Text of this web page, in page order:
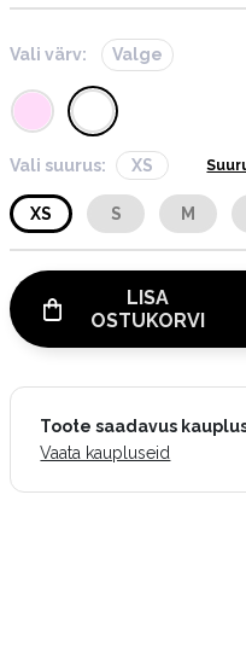
Vali värv: Valge
Vali suurus: XS
XS S M
LISA
OSTUKORVI
Toote saadavus
Vaata kaupluseid